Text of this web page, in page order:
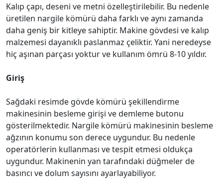
Kalıp çapı, deseni ve metni özelleştirilebilir. Bu nedenle
üretilen nargile kömürü daha farklı ve aynı zamanda
daha geniş bir kitleye sahiptir. Makine gövdesi ve kalıp
malzemesi dayanıklı paslanmaz çeliktir. Yani neredeyse
hiç aşınan parçası yoktur ve kullanım ömrü 8-10 yıldır.
Giriş
Sağdaki resimde gövde kömürü şekillendirme
makinesinin besleme girişi ve demleme butonu
gösterilmektedir. Nargile kömürü makinesinin besleme
ağzının konumu son derece uygundur. Bu nedenle
operatörlerin kullanması ve tespit etmesi oldukça
uygundur. Makinenin yan tarafındaki düğmeler de
basıncı ve dolum sayısını ayarlayabiliyor.